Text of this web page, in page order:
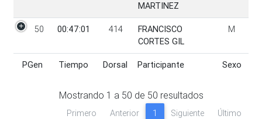
PGen Tiempo Dorsal Participante Sexo
MARTINEZ
50 00:47:01 414
FRANCISCO
CORTES GIL
M
PGen Tiempo Dorsal Participante Sexo
Mostrando 1 a 50 de 50 resultados
Primero Anterior 1 Siguiente Último